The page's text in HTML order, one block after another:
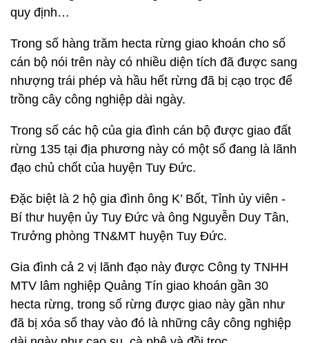
quy định…
Trong số hàng trăm hecta rừng giao khoán cho số
cán bộ nói trên này có nhiều diện tích đã được sang
nhượng trái phép và hầu hết rừng đã bị cạo trọc để
trồng cây công nghiệp dài ngày.
Trong số các hộ của gia đình cán bộ được giao đất
rừng 135 tại địa phương này có một số đang là lãnh
đạo chủ chốt của huyện Tuy Đức.
Đặc biệt là 2 hộ gia đình ông K’ Bốt, Tỉnh ủy viên -
Bí thư huyện ủy Tuy Đức và ông Nguyễn Duy Tân,
Trưởng phòng TN&MT huyện Tuy Đức.
Gia đình cả 2 vị lãnh đạo này được Công ty TNHH
MTV lâm nghiệp Quảng Tín giao khoán gần 30
hecta rừng, trong số rừng được giao này gần như
đã bị xóa sổ thay vào đó là những cây công nghiệp